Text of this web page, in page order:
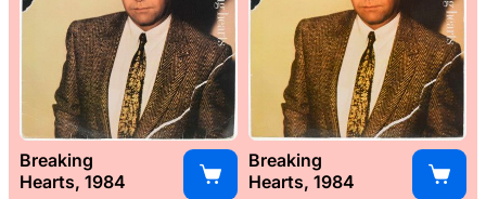
Breaking
Hearts, 1984
Breaking
Hearts, 1984